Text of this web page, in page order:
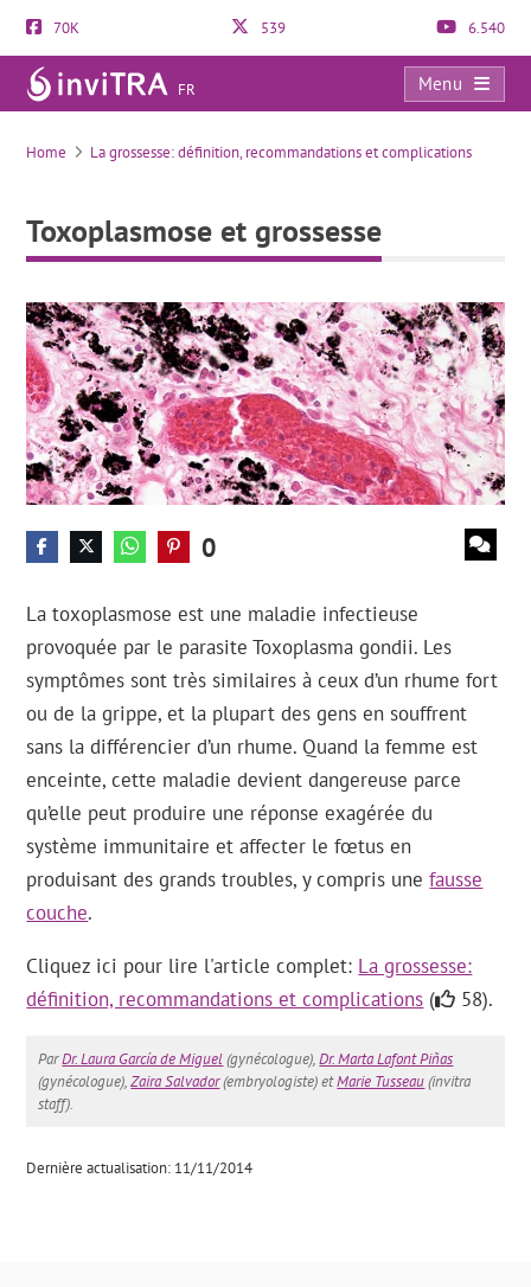
70K 539 6.540
FR
Menu
Toxoplasmose et grossesse
Home La grossesse: définition, recommandations et complications
Toxoplasmose et grossesse
0
La toxoplasmose est une maladie infectieuse
provoquée par le parasite Toxoplasma gondii. Les
symptômes sont très similaires à ceux d’un rhume fort
ou de la grippe, et la plupart des gens en souffrent
sans la différencier d’un rhume. Quand la femme est
enceinte, cette maladie devient dangereuse parce
qu’elle peut produire une réponse exagérée du
système immunitaire et affecter le fœtus en
produisant des grands troubles, y compris unefausse
couche.
Cliquez ici pour lire l'article complet: La grossesse:
définition, recommandations et complications ( 58).
ParDr. Laura García de Miguel(gynécologue),Dr. Marta Lafont Piñas
(gynécologue),Zaira Salvador(embryologiste) etMarie Tusseau(invitra
staff).
Dernière actualisation: 11/11/2014